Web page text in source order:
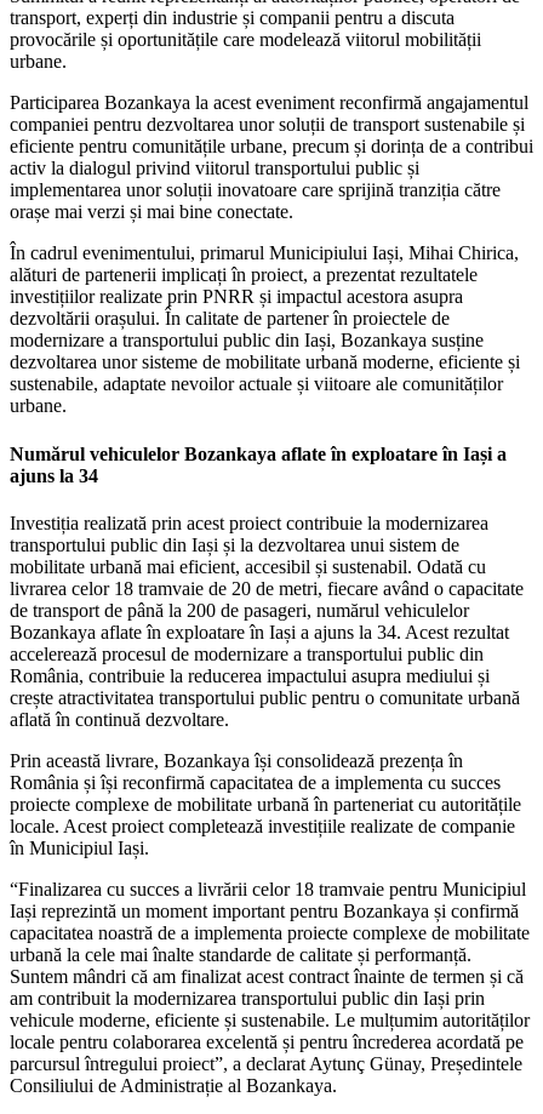
transport, experți din industrie și companii pentru a discuta
provocările și oportunitățile care modelează viitorul mobilității
urbane.
Participarea Bozankaya la acest eveniment reconfirmă angajamentul
companiei pentru dezvoltarea unor soluții de transport sustenabile și
eficiente pentru comunitățile urbane, precum și dorința de a contribui
activ la dialogul privind viitorul transportului public și
implementarea unor soluții inovatoare care sprijină tranziția către
orașe mai verzi și mai bine conectate.
În cadrul evenimentului, primarul Municipiului Iași, Mihai Chirica,
alături de partenerii implicați în proiect, a prezentat rezultatele
investițiilor realizate prin PNRR și impactul acestora asupra
dezvoltării orașului. În calitate de partener în proiectele de
modernizare a transportului public din Iași, Bozankaya susține
dezvoltarea unor sisteme de mobilitate urbană moderne, eficiente și
sustenabile, adaptate nevoilor actuale și viitoare ale comunităților
urbane.
Numărul vehiculelor Bozankaya aflate în exploatare în Iași a
ajuns la 34
Investiția realizată prin acest proiect contribuie la modernizarea
transportului public din Iași și la dezvoltarea unui sistem de
mobilitate urbană mai eficient, accesibil și sustenabil. Odată cu
livrarea celor 18 tramvaie de 20 de metri, fiecare având o capacitate
de transport de până la 200 de pasageri, numărul vehiculelor
Bozankaya aflate în exploatare în Iași a ajuns la 34. Acest rezultat
accelerează procesul de modernizare a transportului public din
România, contribuie la reducerea impactului asupra mediului și
crește atractivitatea transportului public pentru o comunitate urbană
aflată în continuă dezvoltare.
Prin această livrare, Bozankaya își consolidează prezența în
România și își reconfirmă capacitatea de a implementa cu succes
proiecte complexe de mobilitate urbană în parteneriat cu autoritățile
locale. Acest proiect completează investițiile realizate de companie
în Municipiul Iași.
“Finalizarea cu succes a livrării celor 18 tramvaie pentru Municipiul
Iași reprezintă un moment important pentru Bozankaya și confirmă
capacitatea noastră de a implementa proiecte complexe de mobilitate
urbană la cele mai înalte standarde de calitate și performanță.
Suntem mândri că am finalizat acest contract înainte de termen și că
am contribuit la modernizarea transportului public din Iași prin
vehicule moderne, eficiente și sustenabile. Le mulțumim autorităților
locale pentru colaborarea excelentă și pentru încrederea acordată pe
parcursul întregului proiect”, a declarat Aytunç Günay, Președintele
Consiliului de Administrație al Bozankaya.